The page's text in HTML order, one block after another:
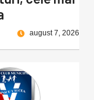
august 7, 2026